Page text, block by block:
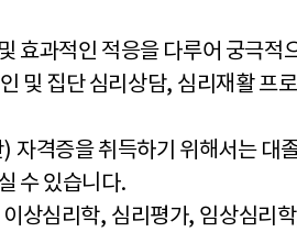
효과적인 적응을 다루어 궁극적
및 집단 심리상담, 심리재활 프
)자격증을 취득하기 위해서는 대
수 있습니다.
이상심리학, 심리평가, 임상심리학